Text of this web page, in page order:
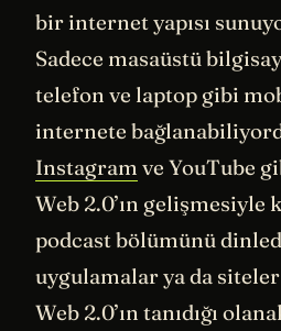
bir internet yapısı
Sadece masaüstü
telefon ve laptop gibi
internete
Instagram ve YouTube
Web 2.0’ın gelişmesiyle
podcast bölümünü
uygulamalar ya da
Web 2.0’ın tanıdığı